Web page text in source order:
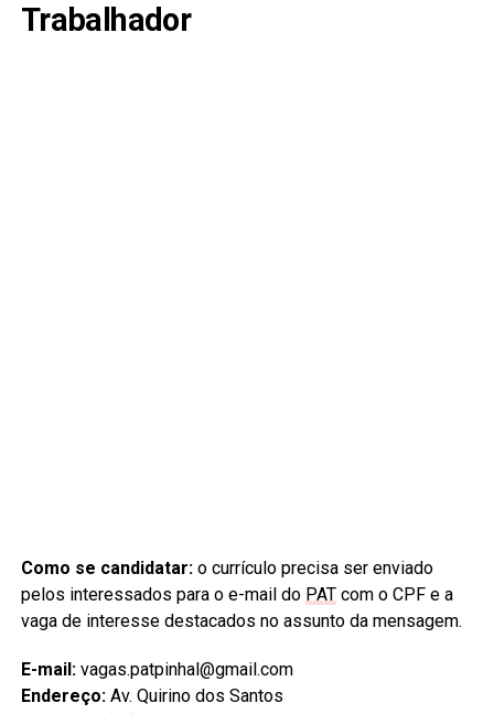
Trabalhador
Como se candidatar: o currículo precisa ser enviado
pelos interessados para o e-mail do PATcom o CPF e a
vaga de interesse destacados no assunto da mensagem.
E-mail: vagas.patpinhal@gmail.com
Endereço:Av. Quirino dos Santos